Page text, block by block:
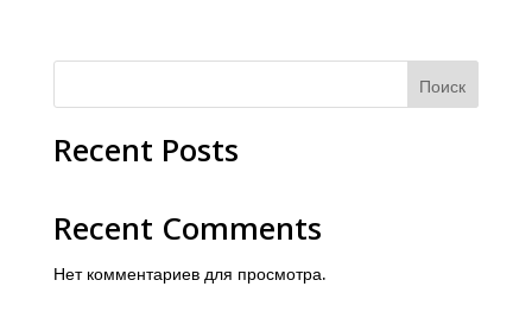
Поиск
Recent Posts
Recent Comments
Нет комментариев для просмотра.